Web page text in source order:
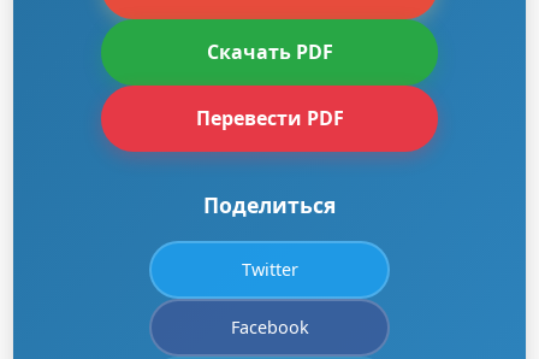
Скачать PDF
Перевести PDF
Поделиться
Twitter
Facebook